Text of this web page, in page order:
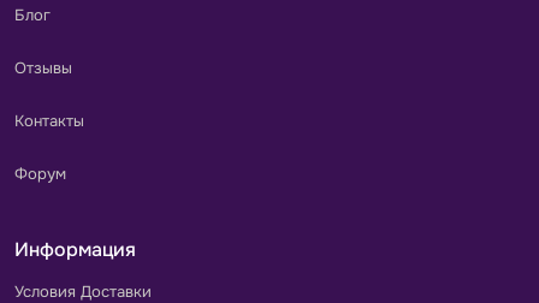
Блог
Отзывы
Контакты
Форум
Информация
Условия Доставки